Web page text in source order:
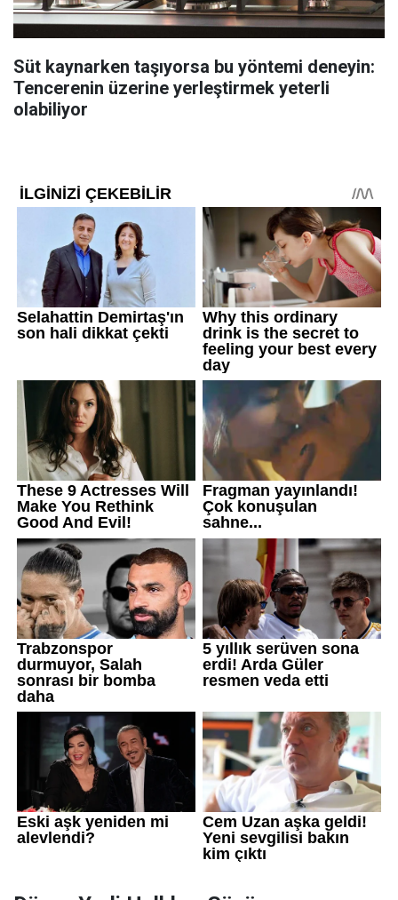
Süt kaynarken taşıyorsa bu yöntemi deneyin:
Tencerenin üzerine yerleştirmek yeterli
olabiliyor